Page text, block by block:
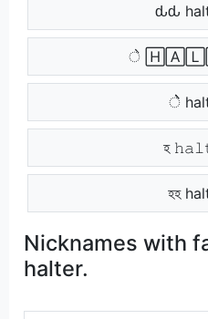
ԃԃ
হ
হহ
Nicknames with
halter.